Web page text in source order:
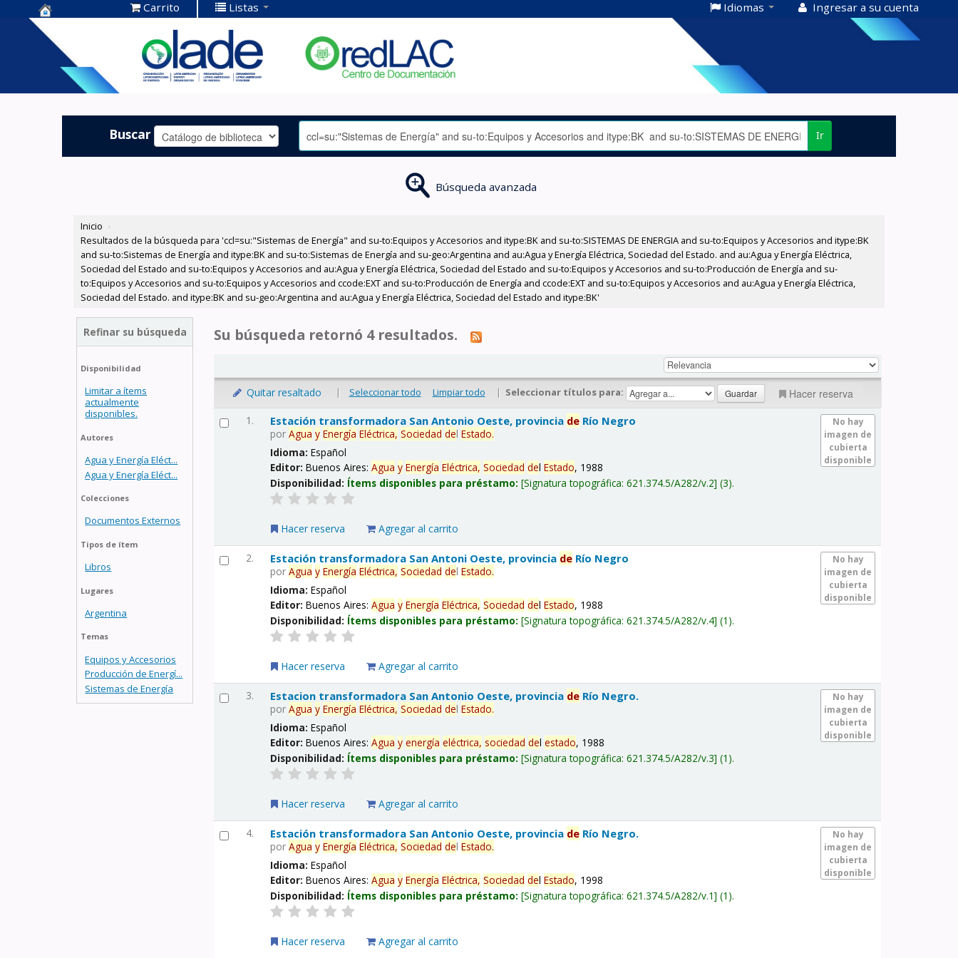
Centro de
Documentación
OLADE -
Carrito Listas Idiomas Ingresar a su cuenta
Buscar Ir
Búsqueda avanzada
Inicio ›
Resultados de la búsqueda para 'ccl=su:"Sistemas de Energía" and su-to:Equipos y Accesorios and itype:BK and su-to:SISTEMAS DE ENERGIA and su-to:Equipos y Accesorios and itype:BK
and su-to:Sistemas de Energía and itype:BK and su-to:Sistemas de Energía and su-geo:Argentina and au:Agua y Energía Eléctrica, Sociedad del Estado. and au:Agua y Energía Eléctrica,
Sociedad del Estado and su-to:Equipos y Accesorios and au:Agua y Energía Eléctrica, Sociedad del Estado and su-to:Equipos y Accesorios and su-to:Producción de Energía and su-
to:Equipos y Accesorios and su-to:Equipos y Accesorios and ccode:EXT and su-to:Producción de Energía and ccode:EXT and su-to:Equipos y Accesorios and au:Agua y Energía Eléctrica,
Sociedad del Estado. and itype:BK and su-geo:Argentina and au:Agua y Energía Eléctrica, Sociedad del Estado and itype:BK'
Refinar su búsqueda
Disponibilidad
Limitar a ítems
actualmente
disponibles.
Autores
Agua y Energía Eléct...
Agua y Energía Eléct...
Colecciones
Documentos Externos
Tipos de ítem
Libros
Lugares
Argentina
Temas
Equipos y Accesorios
Producción de Energí...
Sistemas de Energía
Su búsqueda retornó 4 resultados.
Quitar resaltado | Seleccionar todo Limpiar todo | Seleccionar títulos para: Hacer reserva
1.
No hay
imagen de
cubierta
disponible
Estación transformadora San Antonio Oeste, provincia de Río Negro
porAgua y Energía Eléctrica, Sociedad delEstado.
Idioma:Español
Editor:Buenos Aires:Agua y Energía Eléctrica, Sociedad delEstado, 1988
Disponibilidad: Ítems disponibles para préstamo: Signatura topográfica:621.374.5/A282/v.2 (3).
Hacer reserva Agregar al carrito
2.
No hay
imagen de
cubierta
disponible
Estación transformadora San Antoni Oeste, provincia de Río Negro
porAgua y Energía Eléctrica, Sociedad delEstado.
Idioma:Español
Editor:Buenos Aires:Agua y Energía Eléctrica, Sociedad delEstado, 1988
Disponibilidad: Ítems disponibles para préstamo: Signatura topográfica:621.374.5/A282/v.4 (1).
Hacer reserva Agregar al carrito
3.
No hay
imagen de
cubierta
disponible
Estacion transformadora San Antonio Oeste, provincia de Río Negro.
porAgua y Energía Eléctrica, Sociedad delEstado.
Idioma:Español
Editor:Buenos Aires:Agua y energía eléctrica, sociedad delestado, 1988
Disponibilidad: Ítems disponibles para préstamo: Signatura topográfica:621.374.5/A282/v.3 (1).
Hacer reserva Agregar al carrito
4.
No hay
imagen de
cubierta
disponible
Estación transformadora San Antonio Oeste, provincia de Río Negro.
porAgua y Energía Eléctrica, Sociedad delEstado.
Idioma:Español
Editor:Buenos Aires:Agua y Energía Eléctrica, Sociedad delEstado, 1998
Disponibilidad: Ítems disponibles para préstamo: Signatura topográfica:621.374.5/A282/v.1 (1).
Hacer reserva Agregar al carrito